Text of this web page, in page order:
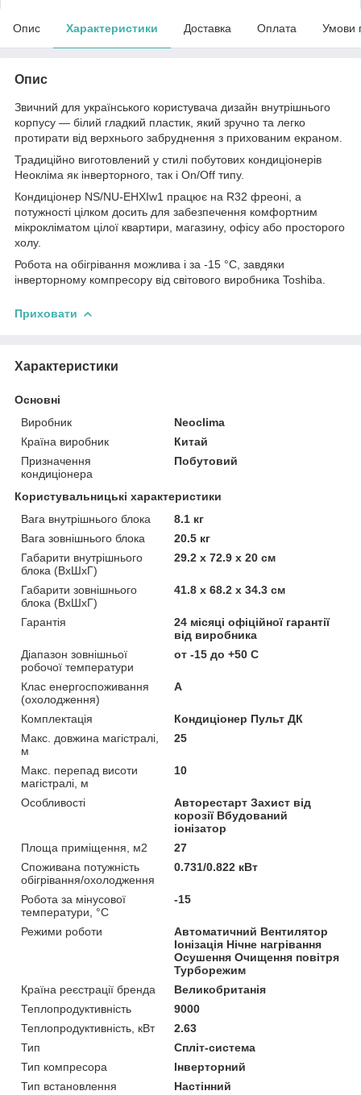
Опис Характеристики Доставка Оплата Умови
Опис
Звичний для українського користувача дизайн внутрішнього
корпусу — білий гладкий пластик, який зручно та легко
протирати від верхнього забруднення з прихованим екраном.
Традиційно виготовлений у стилі побутових кондиціонерів
Неокліма як інверторного, так і On/Off типу.
Кондиціонер NS/NU-EHXIw1 працює на R32 фреоні, а
потужності цілком досить для забезпечення комфортним
мікрокліматом цілої квартири, магазину, офісу або просторого
холу.
Робота на обігрівання можлива і за -15 °C, завдяки
інверторному компресору від світового виробника Toshiba.
Приховати
Характеристики
Основні
Виробник
Neoclima
Країна виробник
Китай
Призначення
кондиціонера
Побутовий
Користувальницькі характеристики
Вага внутрішнього блока
8.1 кг
Вага зовнішнього блока
20.5 кг
Габарити внутрішнього
блока (ВхШхГ)
29.2 х 72.9 х 20 см
Габарити зовнішнього
блока (ВхШхГ)
41.8 х 68.2 х 34.3 см
Гарантія
24 місяці офіційної гарантії
від виробника
Діапазон зовнішньої
робочої температури
от -15 до +50 С
Клас енергоспоживання
(охолодження)
A
Комплектація
Кондиціонер Пульт ДК
Макс. довжина магістралі,
м
25
Макс. перепад висоти
магістралі, м
10
Особливості
Авторестарт Захист від
корозії Вбудований
іонізатор
Площа приміщення, м2
27
Споживана потужність
обігрівання/охолодження
0.731/0.822 кВт
Робота за мінусової
температури, °C
-15
Режими роботи
Автоматичний Вентилятор
Іонізація Нічне нагрівання
Осушення Очищення повітря
Турборежим
Країна реєстрації бренда
Великобританія
Теплопродуктивність
9000
Теплопродуктивність, кВт
2.63
Тип
Спліт-система
Тип компресора
Інверторний
Тип встановлення
Настінний